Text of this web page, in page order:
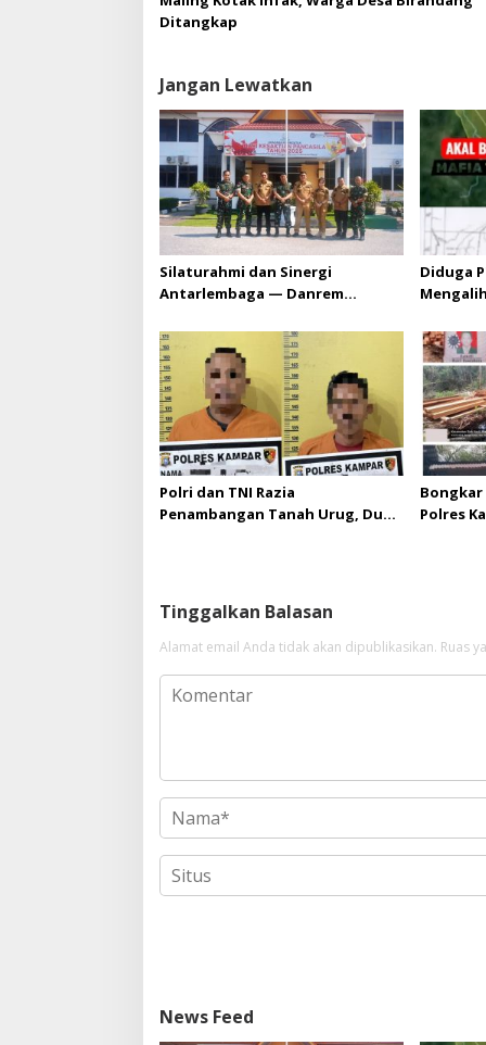
Ditangkap
Jangan Lewatkan
Silaturahmi dan Sinergi
Antarlembaga — Danrem
Kejaksaan Negeri Kuansing
Diduga
Polri dan TNI Razia
Penambangan Tanah Urug, Dua
Bongkar
Polres
Tinggalkan Balasan
Alamat email Anda tidak akan dipublikasikan. Ruas
News Feed